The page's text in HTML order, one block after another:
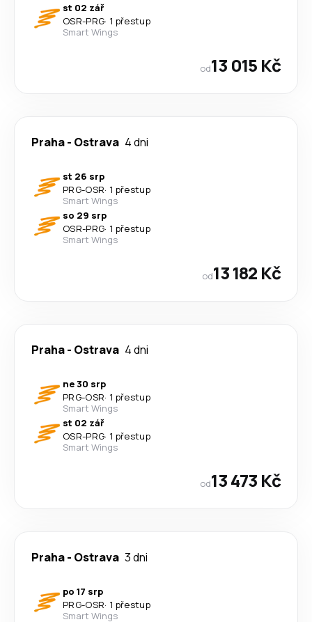
st 02 zář
OSR-PRG· 1 přestup
Smart Wings
od13 015 Kč
Praha- Ostrava 4 dni
st 26 srp
PRG-OSR· 1 přestup
Smart Wings
so 29 srp
OSR-PRG· 1 přestup
Smart Wings
od13 182 Kč
Praha- Ostrava 4 dni
ne 30 srp
PRG-OSR· 1 přestup
Smart Wings
st 02 zář
OSR-PRG· 1 přestup
Smart Wings
od13 473 Kč
Praha- Ostrava 3 dni
po 17 srp
PRG-OSR· 1 přestup
Smart Wings